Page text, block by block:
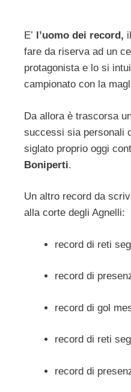
E’ l’uomo dei record,
fare da riserva ad un
protagonista e lo si
campionato con la
Da allora è trascorsa
successi sia personali
siglato proprio oggi
Boniperti.
Un altro record da
alla corte degli Agnelli:
record di reti
record di
record di gol
record di reti
record di